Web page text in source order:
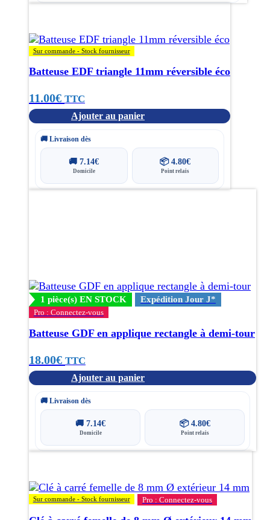
Sur commande - Stock fournisseur
Batteuse EDF triangle 11mm réversible éco
11.00€ TTC
Ajouter au panier
🚚 Livraison dès
🚚7.14€
Domicile
📦4.80€
Point relais
1 pièce(s) EN STOCK Expédition Jour J*
Pro : Connectez-vous
Batteuse GDF en applique rectangle à demi-tour
18.00€ TTC
Ajouter au panier
🚚 Livraison dès
🚚7.14€
Domicile
📦 4.80€
Point relais
Sur commande - Stock fournisseur Pro : Connectez-vous